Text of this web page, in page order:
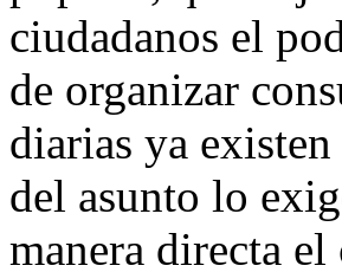
ciudadanos el
de organizar
diarias ya
del asunto lo
manera directa